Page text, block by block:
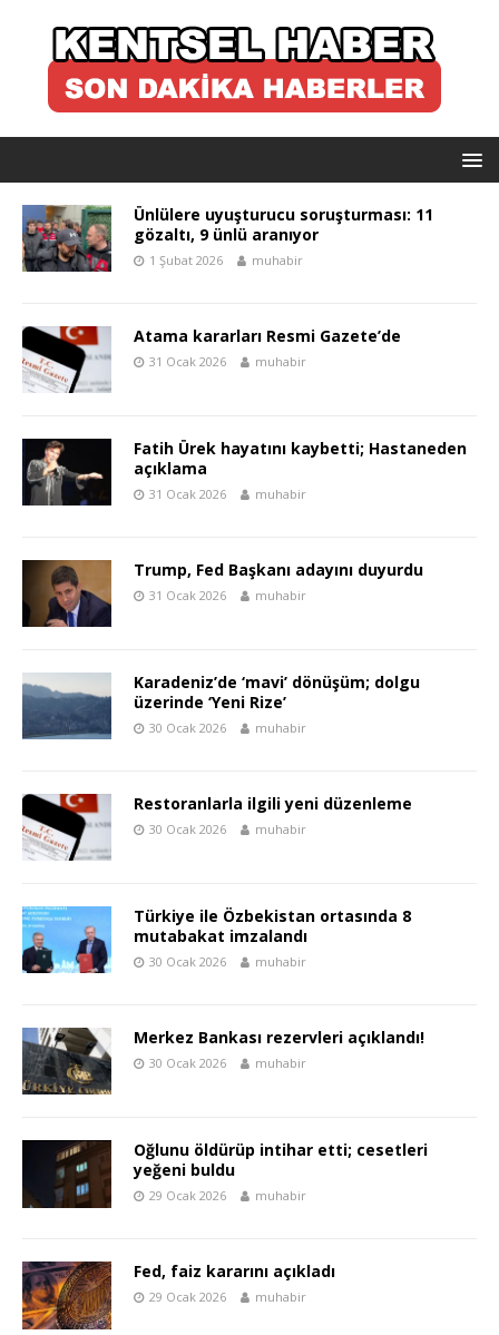
Ünlülere uyuşturucu soruşturması: 11
gözaltı, 9 ünlü aranıyor
1 Şubat 2026 muhabir
Atama kararları Resmi Gazete’de
31 Ocak 2026 muhabir
Fatih Ürek hayatını kaybetti; Hastaneden
açıklama
31 Ocak 2026 muhabir
Trump, Fed Başkanı adayını duyurdu
31 Ocak 2026 muhabir
Karadeniz’de ‘mavi’ dönüşüm; dolgu
üzerinde ‘Yeni Rize’
30 Ocak 2026 muhabir
Restoranlarla ilgili yeni düzenleme
30 Ocak 2026 muhabir
Türkiye ile Özbekistan ortasında 8
mutabakat imzalandı
30 Ocak 2026 muhabir
Merkez Bankası rezervleri açıklandı!
30 Ocak 2026 muhabir
Oğlunu öldürüp intihar etti; cesetleri
yeğeni buldu
29 Ocak 2026 muhabir
Fed, faiz kararını açıkladı
29 Ocak 2026 muhabir